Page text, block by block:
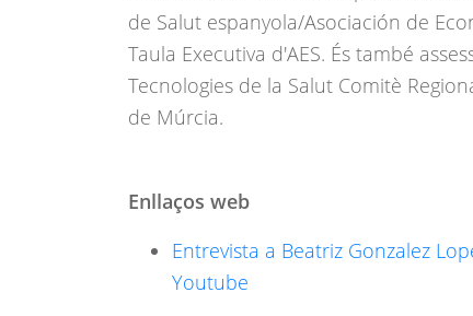
de Salut espanyola/Asociación de
Taula Executiva d'AES. És també
Tecnologies de la Salut Comitè
de Múrcia.
Enllaços web
Entrevista a Beatriz Gonzalez
Youtube